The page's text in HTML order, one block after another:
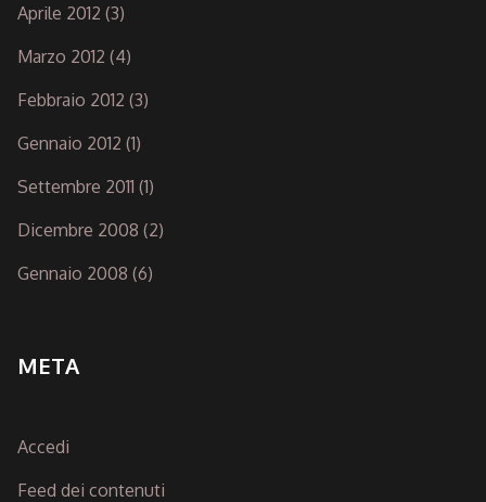
Aprile 2012 (3)
Marzo 2012 (4)
Febbraio 2012 (3)
Gennaio 2012 (1)
Settembre 2011 (1)
Dicembre 2008 (2)
Gennaio 2008 (6)
META
Accedi
Feed dei contenuti